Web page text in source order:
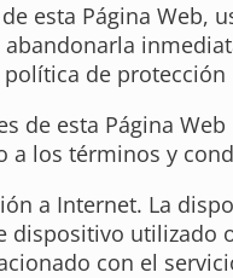
esta Página Web,
de protección
de esta Página
a los términos y
a Internet. La
utilizado
con el